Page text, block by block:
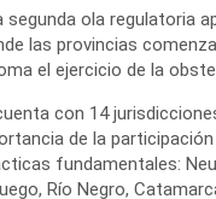
segunda ola regulatoria
las provincias
el ejercicio de la
con 14
de la participación
fundamentales:
Río Negro,